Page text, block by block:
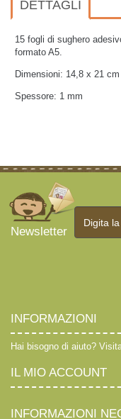
DETTAGLI
15 fogli di sughero
formato A5.
Dimensioni: 14,8 x 21 cm
Spessore: 1 mm
Newsletter
INFORMAZIONI
Hai bisogno di aiuto?
IL MIO ACCOUNT
INFORMAZIONI